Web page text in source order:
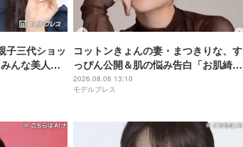
子三代ショッ
んな美人さ
コットンきょんの妻・まつきりな、す
っぴん公開＆肌の悩み告白「お肌綺麗
すぎる」「透明感すごい」と反響
2026.08.06 13:10
モデルプレス